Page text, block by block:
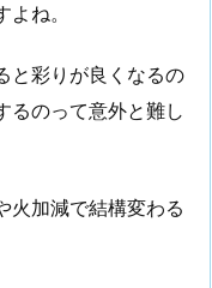
ね。
と彩りが良くなるの
るのって意外と難し
火加減で結構変わる